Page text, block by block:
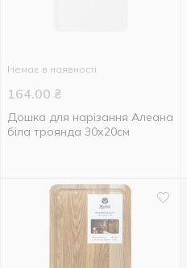
Немає в наявності
164.00 ₴
Дошка для нарізання Алеана
біла троянда 30х20см